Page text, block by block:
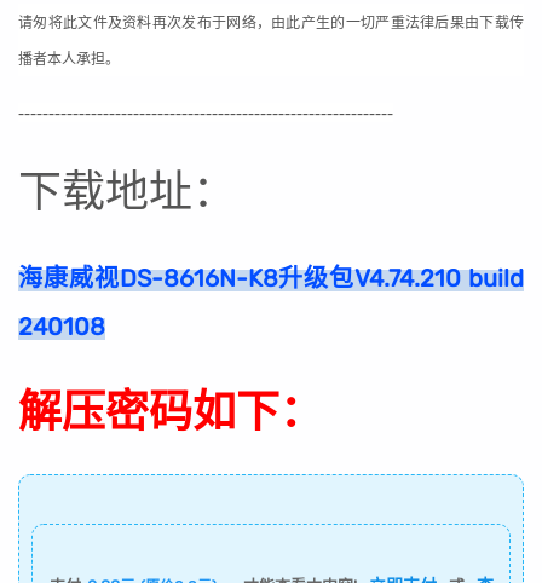
请匆将此文件及资料再次发布于网络，由此产生的一切严重法律后果由下载传
播者本人承担。
--------------------------------------------------------------
下载地址：
海康威视DS-8616N-K8升级包V4.74.210 build
240108
解压密码如下：